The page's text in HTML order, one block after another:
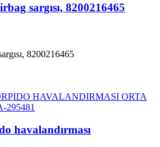
sargısı, 8200216465
8200216465
havalandırması